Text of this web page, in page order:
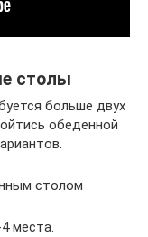
столы
больше двух
обеденной
столом
места.